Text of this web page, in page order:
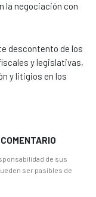
la negociación con
descontento de los
y legislativas,
y litigios en los
de sus
ser pasibles de